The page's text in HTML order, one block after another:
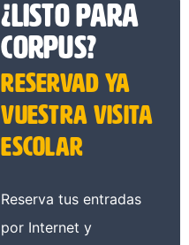
¿Listo para
CORPUS?
Reservad ya
vuestra visita
escolar
Reserva tus entradas
por Internet y